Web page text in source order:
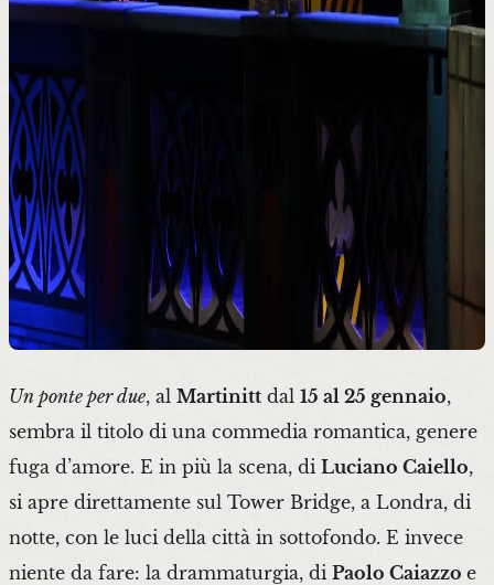
Un ponte per due, al Martinitt dal 15 al 25 gennaio,
sembra il titolo di una commedia romantica, genere
fuga d’amore. E in più la scena, di Luciano Caiello,
si apre direttamente sul Tower Bridge, a Londra, di
notte, con le luci della città in sottofondo. E invece
niente da fare: la drammaturgia, di Paolo Caiazzo e